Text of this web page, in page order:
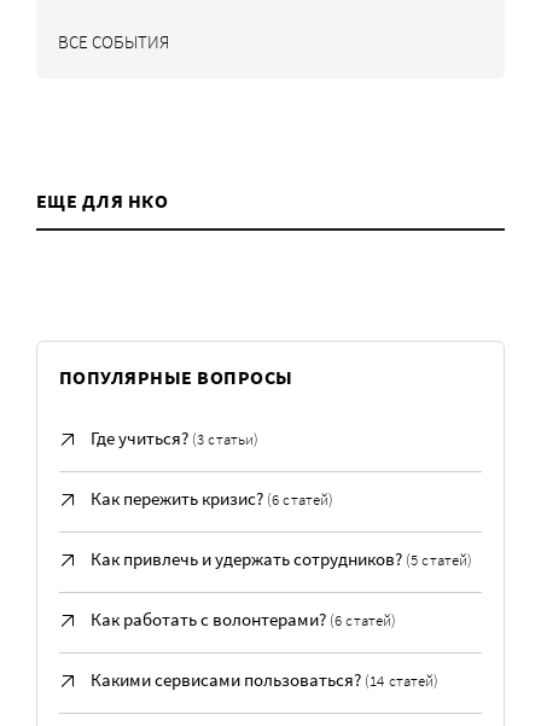
ВСЕ СОБЫТИЯ
ЕЩЕ ДЛЯ НКО
ПОПУЛЯРНЫЕ ВОПРОСЫ
Где учиться? (3 статьи)
Как пережить кризис? (6 статей)
Как привлечь и удержать сотрудников? (5 статей)
Как работать с волонтерами? (6 статей)
Какими сервисами пользоваться? (14 статей)